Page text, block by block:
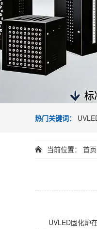
热门关键词：
当前位置： 首页
UVLED固化炉在